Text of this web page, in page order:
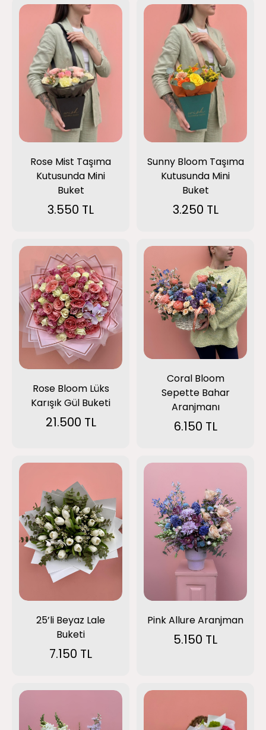
Rose Mist Taşıma
Kutusunda Mini
Buket
3.550 TL
Sunny Bloom Taşıma
Kutusunda Mini
Buket
3.250 TL
Rose Bloom Lüks
Karışık Gül Buketi
21.500 TL
Coral Bloom
Sepette Bahar
Aranjmanı
6.150 TL
25’li Beyaz Lale
Buketi
7.150 TL
Pink Allure Aranjman
5.150 TL